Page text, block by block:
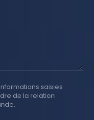
saisies
de la relation